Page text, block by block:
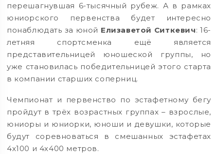
перешагнувшая 6-тысячный рубеж. А в рамках
юниорского первенства будет интересно
понаблюдать за юной Елизаветой Ситкевич: 16-
летняя спортсменка ещё является
представительницей юношеской группы, но
уже становилась победительницей этого старта
в компании старших соперниц.
Чемпионат и первенство по эстафетному бегу
пройдут в трёх возрастных группах – взрослые,
юниоры и юниорки, юноши и девушки, которые
будут соревноваться в смешанных эстафетах
4х100 и 4х400 метров.